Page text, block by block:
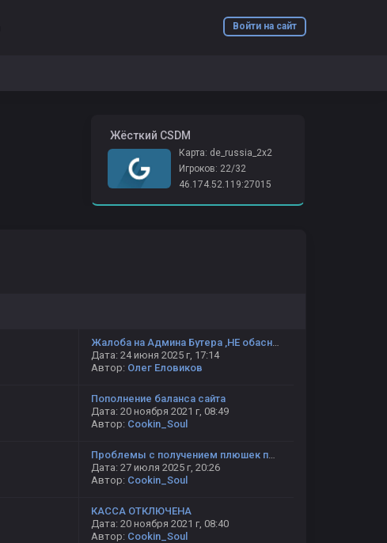
Войти на сайт
️ Жёсткий CSDM
Карта: de_russia_2x2
Игроков: 22/32
46.174.52.119:27015
Жалоба на Админа Бутера ,НЕ обаснованный бан
Дата: 24 июня 2025 г, 17:14
Автор: Олег Еловиков
Пополнение баланса сайта
Дата: 20 ноября 2021 г, 08:49
Автор: Cookin_Soul
Проблемы с получением плюшек после регистрации
Дата: 27 июля 2025 г, 20:26
Автор: Cookin_Soul
КАССА ОТКЛЮЧЕНА
Дата: 20 ноября 2021 г, 08:40
Автор: Cookin_Soul